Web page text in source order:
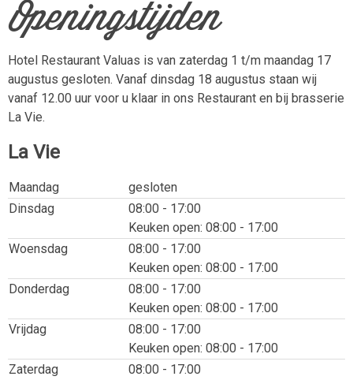
Openingstijden
Hotel Restaurant Valuas is van zaterdag 1 t/m maandag 17
augustus gesloten. Vanaf dinsdag 18 augustus staan wij
vanaf 12.00 uur voor u klaar in ons Restaurant en bij brasserie
La Vie.
La Vie
Maandag
gesloten
Dinsdag
08:00 - 17:00
Keuken open: 08:00 - 17:00
Woensdag
08:00 - 17:00
Keuken open: 08:00 - 17:00
Donderdag
08:00 - 17:00
Keuken open: 08:00 - 17:00
Vrijdag
08:00 - 17:00
Keuken open: 08:00 - 17:00
Zaterdag
08:00 - 17:00